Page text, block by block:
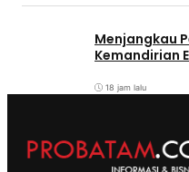
Menjangkau
Kemandirian
18 jam lalu